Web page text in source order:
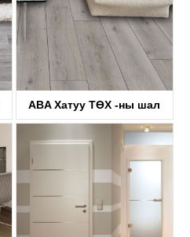
ABA Хатуу ТӨХ -ны шал